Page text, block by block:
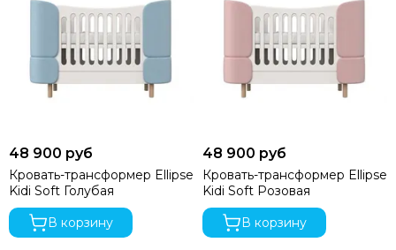
48 900 руб
Кровать-трансформер Ellipse
Kidi Soft Голубая
В корзину
48 900 руб
Кровать-трансформер Ellipse
Kidi Soft Розовая
В корзину